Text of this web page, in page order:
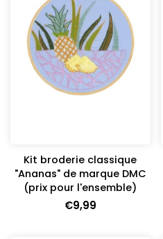
Kit broderie classique
"Ananas" de marque DMC
(prix pour l'ensemble)
€9,99